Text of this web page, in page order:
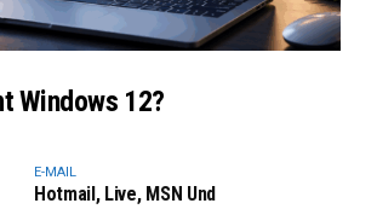
Windows 12?
E-MAIL
Hotmail, Live, MSN Und